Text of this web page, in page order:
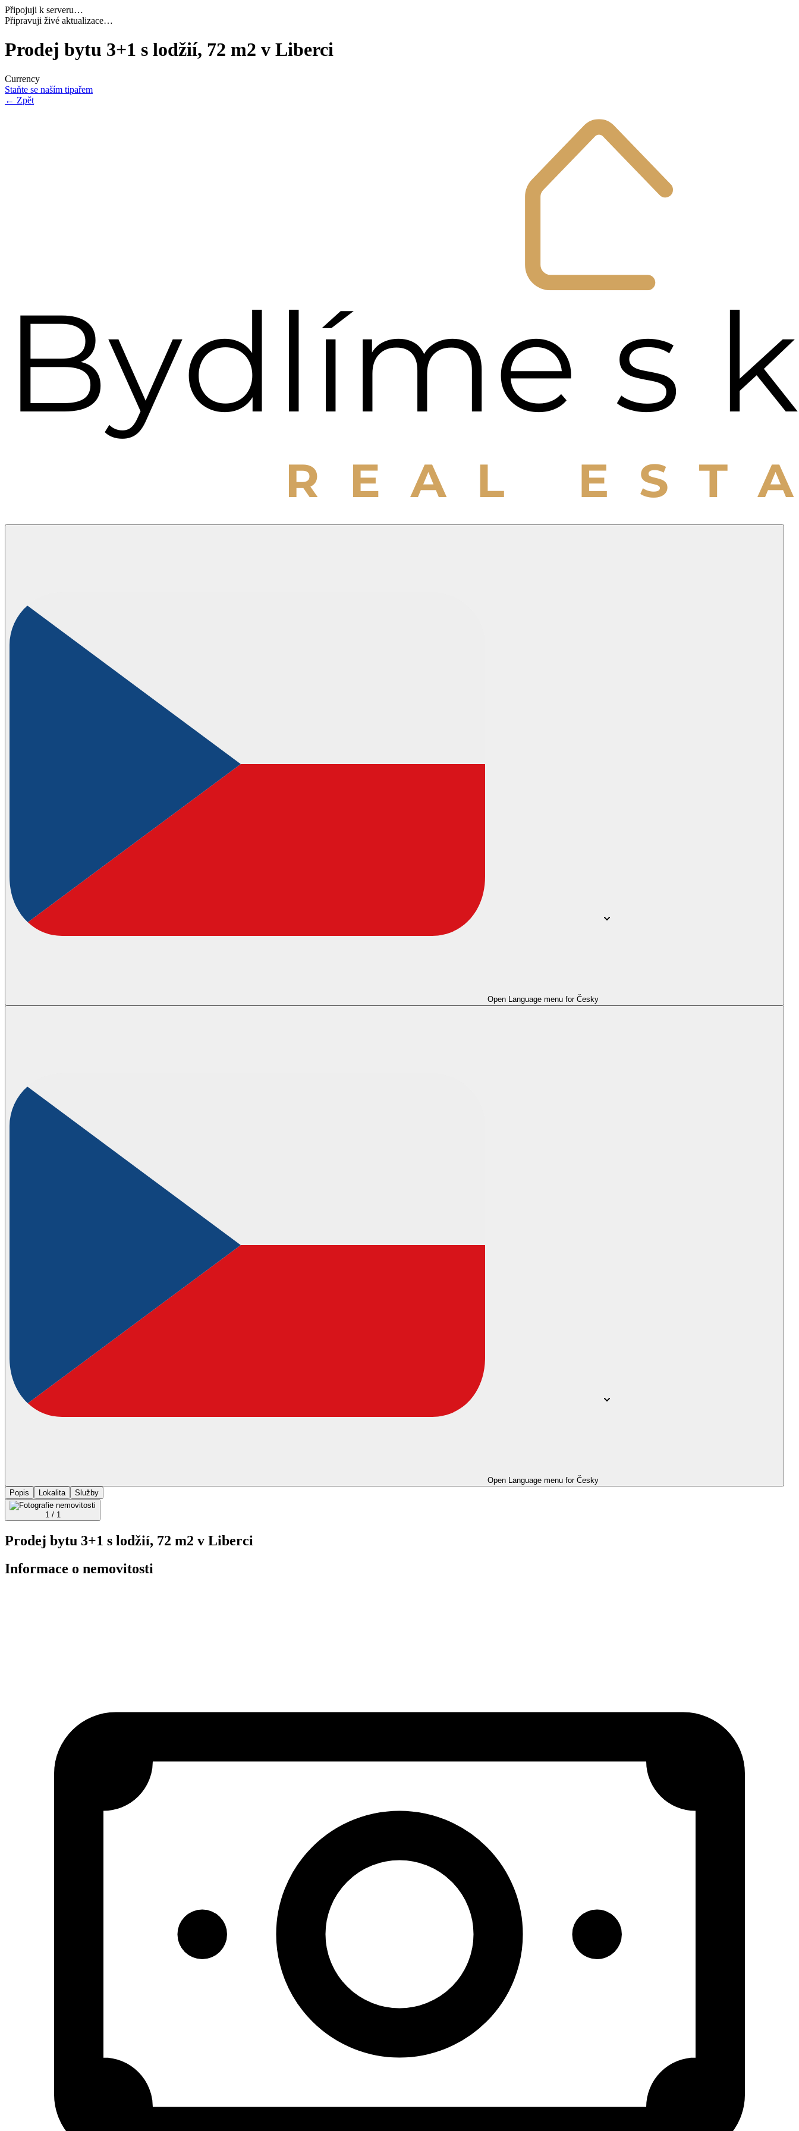
Připojuji k serveru…
Připravuji živé aktualizace…
Prodej bytu 3+1 s lodžií, 72 m2 v Liberci
Currency
Staňte se naším tipařem
← Zpět
Open Language menu for Česky
Open Language menu for Česky
Popis
Lokalita Služby
1 / 1
Prodej bytu 3+1 s lodžií, 72 m2 v Liberci
Informace o nemovitosti